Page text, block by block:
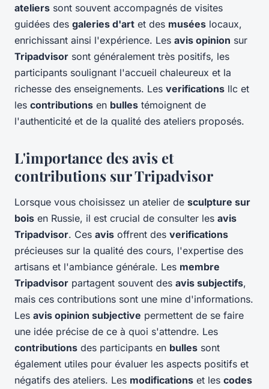
ateliers sont souvent accompagnés de visites
guidées des galeries d'art et des musées locaux,
enrichissant ainsi l'expérience. Les avis opinion sur
Tripadvisor sont généralement très positifs, les
participants soulignant l'accueil chaleureux et la
richesse des enseignements. Les verifications llc et
les contributions en bulles témoignent de
l'authenticité et de la qualité des ateliers proposés.
L'importance des avis et
contributions sur Tripadvisor
Lorsque vous choisissez un atelier de sculpture sur
bois en Russie, il est crucial de consulter les avis
Tripadvisor. Ces avis offrent des verifications
précieuses sur la qualité des cours, l'expertise des
artisans et l'ambiance générale. Les membre
Tripadvisor partagent souvent des avis subjectifs,
mais ces contributions sont une mine d'informations.
Les avis opinion subjective permettent de se faire
une idée précise de ce à quoi s'attendre. Les
contributions des participants en bulles sont
également utiles pour évaluer les aspects positifs et
négatifs des ateliers. Les modifications et les codes